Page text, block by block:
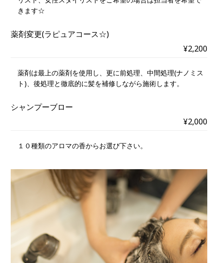
きます☆
薬剤変更(ラピュアコース☆)
¥2,200
薬剤は最上の薬剤を使用し、更に前処理、中間処理(ナノミス
ト)、後処理と徹底的に髪を補修しながら施術します。
シャンプーブロー
¥2,000
１０種類のアロマの香からお選び下さい。